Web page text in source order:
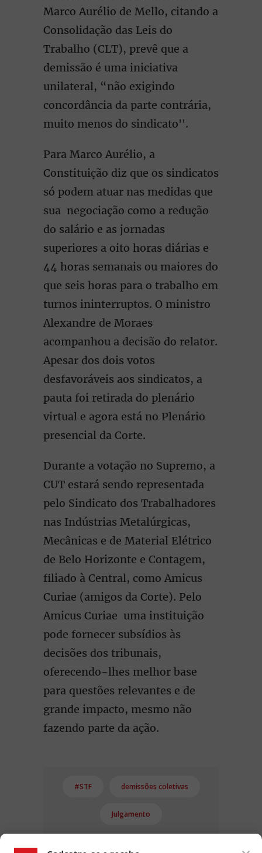
Marco Aurélio de Mello, citando a
Consolidação das Leis do
Trabalho (CLT), prevê que a
demissão é uma iniciativa
unilateral, “não exigindo
concordância da parte contrária,
muito menos do sindicato''.
Para Marco Aurélio, a
Constituição diz que os sindicatos
só podem atuar nas medidas que
sua negociação como a redução
do salário e as jornadas
superiores a oito horas diárias e
44 horas semanais ou maiores do
que seis horas para o trabalho em
turnos ininterruptos. O ministro
Alexandre de Moraes
acompanhou a decisão do relator.
Apesar dos dois votos
desfavoráveis aos sindicatos, a
pauta foi retirada do plenário
virtual e agora está no Plenário
presencial da Corte.
Durante a votação no Supremo, a
CUT estará sendo representada
pelo Sindicato dos Trabalhadores
nas Indústrias Metalúrgicas,
Mecânicas e de Material Elétrico
de Belo Horizonte e Contagem,
filiado à Central, como Amicus
Curiae (amigos da Corte). Pelo
Amicus Curiae uma instituição
pode fornecer subsídios às
decisões dos tribunais,
oferecendo-lhes melhor base
para questões relevantes e de
grande impacto, mesmo não
fazendo parte da ação.
#STF demissões coletivas
Julgamento